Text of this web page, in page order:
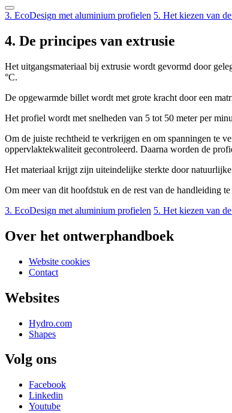
3. EcoDesign met aluminium profielen 5. Het kiezen van
4. De principes van extrusie
Het uitgangsmateriaal bij extrusie wordt gevormd door
°C.
De opgewarmde billet wordt met grote kracht door een
Het profiel wordt met snelheden van 5 tot 50 meter per
Om de juiste rechtheid te verkrijgen en om spanningen te
oppervlaktekwaliteit gecontroleerd. Daarna worden de
Het materiaal krijgt zijn uiteindelijke sterkte door
Om meer van dit hoofdstuk en de rest van de handleiding
3. EcoDesign met aluminium profielen 5. Het kiezen van
Over het ontwerphandboek
Website cookies
Contact
Websites
Hydro.com
Shapes
Volg ons
Facebook
Linkedin
Youtube